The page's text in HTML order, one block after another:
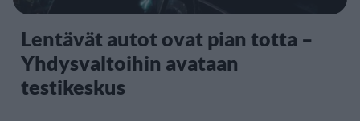
Lentävät autot ovat pian totta –
Yhdysvaltoihin avataan
testikeskus